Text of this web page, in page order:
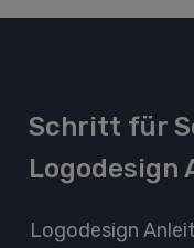
Schritt für
Logodesign
Logodesign